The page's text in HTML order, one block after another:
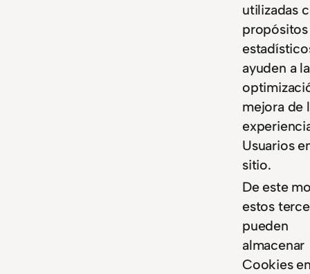
utilizadas
propósitos
ayuden a la
mejora de
Usuarios
sitio.
De este
estos
pueden
almacenar
Cookies